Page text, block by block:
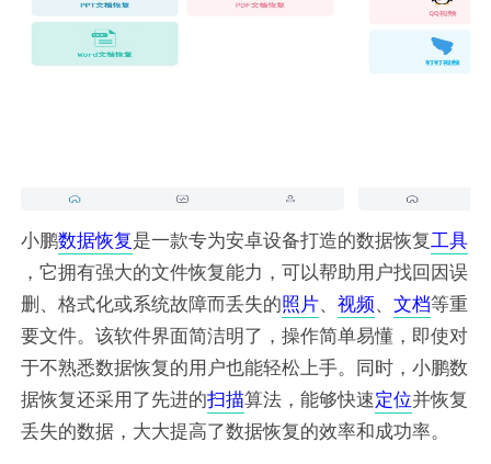
小鹏数据恢复是一款专为安卓设备打造的数据恢复工具
，它拥有强大的文件恢复能力，可以帮助用户找回因误
删、格式化或系统故障而丢失的照片、 视频、 文档等重
要文件。该软件界面简洁明了，操作简单易懂，即使对
于不熟悉数据恢复的用户也能轻松上手。同时，小鹏数
据恢复还采用了先进的扫描算法，能够快速定位并恢复
丢失的数据，大大提高了数据恢复的效率和成功率。